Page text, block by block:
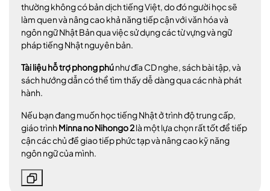
thường không có bản dịch tiếng Việt, do đó người học sẽ
làm quen và nâng cao khả năng tiếp cận với văn hóa và
ngôn ngữ Nhật Bản qua việc sử dụng các từ vựng và ngữ
pháp tiếng Nhật nguyên bản.
Tài liệu hỗ trợ phong phúnhư đĩa CD nghe, sách bài tập, và
sách hướng dẫn có thể tìm thấy dễ dàng qua các nhà phát
hành.
Nếu bạn đang muốn học tiếng Nhật ở trình độ trung cấp,
giáo trình Minna no Nihongo 2là một lựa chọn rất tốt để tiếp
cận các chủ đề giao tiếp phức tạp và nâng cao kỹ năng
ngôn ngữ của mình.